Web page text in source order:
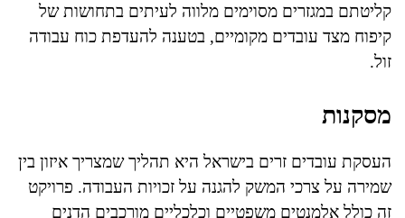
קליטתם במגזרים מסוימים מלווה לעיתים בתחושות של
קיפוח מצד עובדים מקומיים, בטענה להעדפת כוח עבודה
זול.
מסקנות
העסקת עובדים זרים בישראל היא תהליך שמצריך איזון בין
שמירה על צרכי המשק להגנה על זכויות העבודה. פרויקט
זה כולל אלמנטים משפטיים וכלכליים מורכבים הדנים